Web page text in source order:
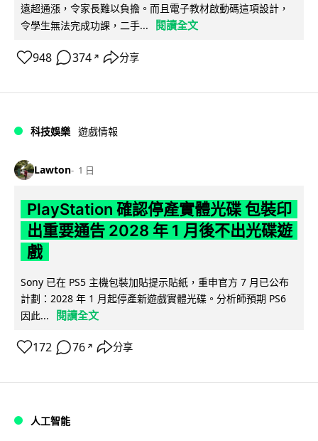
遠超通漲，令家長難以負擔。而且電子教材啟動碼這項設計，
令學生無法完成功課，二手...
閱讀全文
948 374 ↗ 分享
科技娛樂 遊戲情報
Lawton 1 日
PlayStation 確認停產實體光碟 包裝印
出重要通告 2028 年 1 月後不出光碟遊
戲
Sony 已在 PS5 主機包裝加貼提示貼紙，重申官方 7 月已公布
計劃：2028 年 1 月起停產新遊戲實體光碟。分析師預期 PS6
因此...
閱讀全文
172 76 ↗ 分享
人工智能